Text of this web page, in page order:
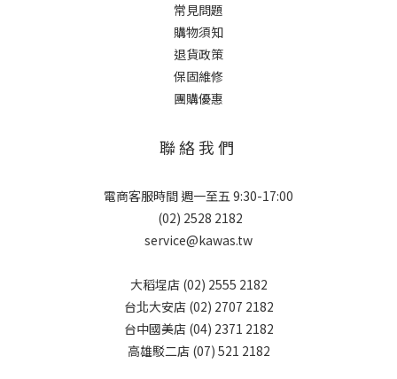
常見問題
購物須知
退貨政策
保固維修
團購優惠
聯 絡 我 們
電商客服時間 週一至五 9:30-17:00
(02) 2528 2182
service@kawas.tw
大稻埕店 (02) 2555 2182
台北大安店 (02) 2707 2182
台中國美店 (04) 2371 2182
高雄駁二店 (07) 521 2182